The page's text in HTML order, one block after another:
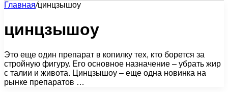
Главная/цинцзышоу
цинцзышоу
Это еще один препарат в копилку тех, кто борется за
стройную фигуру. Его основное назначение – убрать жир
с талии и живота. Цинцзышоу – еще одна новинка на
рынке препаратов …